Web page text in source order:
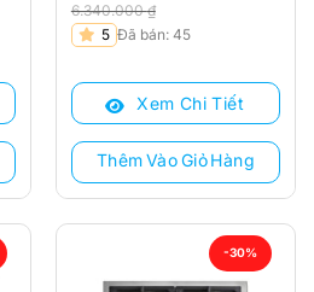
6.340.000₫
Giá
là:
6.340.000 ₫.
Giá
tại
4.400.000 ₫.
5 Đã bán: 45
Xem Chi Tiết
Thêm Vào Giỏ Hàng
-30%